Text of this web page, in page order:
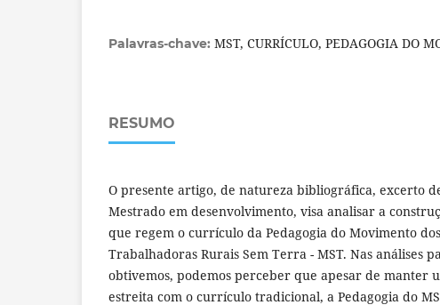
Palavras-chave: MST, CURRÍCULO, PEDAGOGIA DO
RESUMO
O presente artigo, de natureza bibliográfica, excerto
Mestrado em desenvolvimento, visa analisar a
que regem o currículo da Pedagogia do Movimento
Trabalhadoras Rurais Sem Terra - MST. Nas análises
obtivemos, podemos perceber que apesar de manter
estreita com o currículo tradicional, a Pedagogia do